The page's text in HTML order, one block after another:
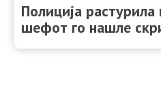
Полиција
шефот го нашле